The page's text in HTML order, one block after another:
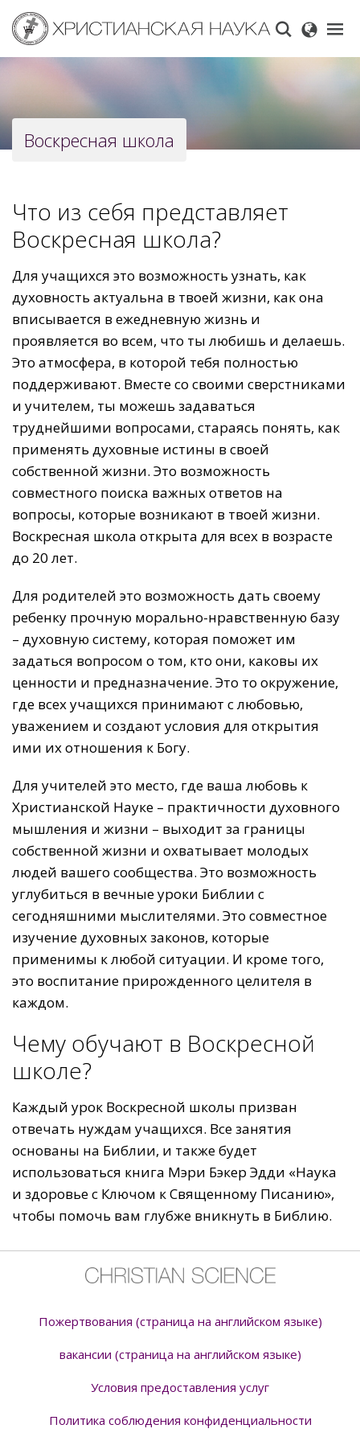
main
content
Воскресная школа
Что из себя представляет
Воскресная школа?
Для учащихся это возможность узнать, как
духовность актуальна в твоей жизни, как она
вписывается в ежедневную жизнь и
проявляется во всем, что ты любишь и делаешь.
Это атмосфера, в которой тебя полностью
поддерживают. Вместе со своими сверстниками
и учителем, ты можешь задаваться
труднейшими вопросами, стараясь понять, как
применять духовные истины в своей
собственной жизни. Это возможность
совместного поиска важных ответов на
вопросы, которые возникают в твоей жизни.
Воскресная школа открыта для всех в возрасте
до 20 лет.
Для родителей это возможность дать своему
ребенку прочную морально-нравственную базу
– духовную систему, которая поможет им
задаться вопросом о том, кто они, каковы их
ценности и предназначение. Это то окружение,
где всех учащихся принимают с любовью,
уважением и создают условия для открытия
ими их отношения к Богу.
Для учителей это место, где ваша любовь к
Христианской Науке – практичности духовного
мышления и жизни – выходит за границы
собственной жизни и охватывает молодых
людей вашего сообщества. Это возможность
углубиться в вечные уроки Библии с
сегодняшними мыслителями. Это совместное
изучение духовных законов, которые
применимы к любой ситуации. И кроме того,
это воспитание прирожденного целителя в
каждом.
Чему обучают в Воскресной
школе?
Каждый урок Воскресной школы призван
отвечать нуждам учащихся. Все занятия
основаны на Библии, и также будет
использоваться книга Мэри Бэкер Эдди «Наука
и здоровье с Ключом к Священному Писанию»,
чтобы помочь вам глубже вникнуть в Библию.
Пожертвования (страница на английском языке)
вакансии (страница на английском языке)
Условия предоставления услуг
Политика соблюдения конфиденциальности